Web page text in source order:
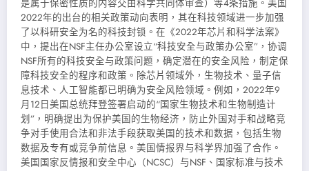
是属于保密性质的内容交由科学共同体审查）等4条措施。美国
2022年的出台的相关政策动向表明，其在科技领域进一步加强
了以科研安全为名的科技封锁。在《2022年芯片和科学法案》
中，提出在NSF主任办公室设立“科技安全与政策办公室”，协调
NSF所有的科技安全与政策问题，确定潜在的安全风险，制定保
障科技安全的程序和政策。除芯片领域外，生物技术、量子信
息技术、人工智能都已明确为安全风险领域。例如，2022年9
月12日美国总统拜登签署启动的“国家生物技术和生物制造计
划”，明确提出为保护美国的生物经济，防止外国对手和战略竞
争对手使用合法和非法手段获取美国的技术和数据，包括生物
数据及专有或竞争前信息。美国情报界与科学界加强了合作。
美国国家反情报和安全中心（NCSC）与NSF、国家标准与技术